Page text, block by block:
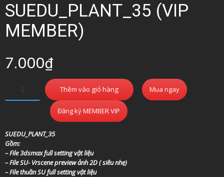
SUEDU_PLANT_35 (VIP
MEMBER)
7.000₫
Thêm vào giỏ hàng Mua ngay
Đăng ký MEMBER VIP
SUEDU_PLANT_35
Gồm:
– File 3dsmax full setting vật liệu
– File SU- Vrscene preview ảnh 2D ( siêu nhẹ)
– File thuần SU full setting vật liệu